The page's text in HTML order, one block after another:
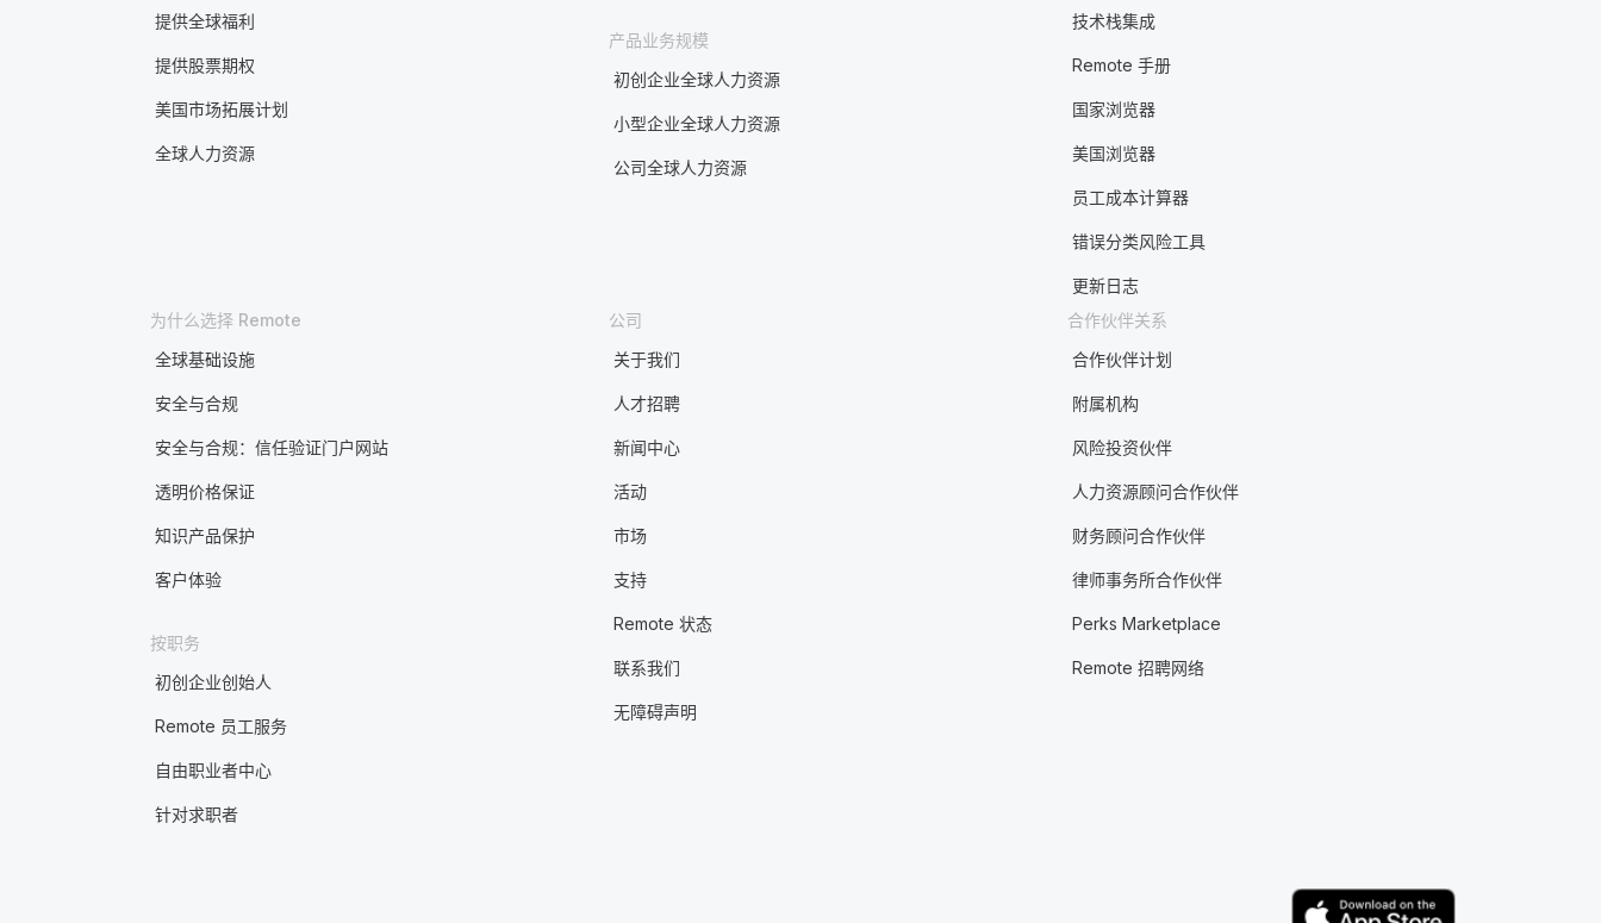
提供全球福利
提供股票期权
美国市场拓展计划
全球人力资源
产品业务规模
初创企业全球人力资源
小型企业全球人力资源
公司全球人力资源
技术栈集成
Remote 手册
国家浏览器
美国浏览器
员工成本计算器
错误分类风险工具
更新日志
为什么选择 Remote
全球基础设施
安全与合规
安全与合规：信任验证门户网站
透明价格保证
知识产品保护
客户体验
按职务
初创企业创始人
Remote 员工服务
自由职业者中心
针对求职者
公司
关于我们
人才招聘
新闻中心
活动
市场
支持
Remote 状态
联系我们
无障碍声明
合作伙伴关系
合作伙伴计划
附属机构
风险投资伙伴
人力资源顾问合作伙伴
财务顾问合作伙伴
律师事务所合作伙伴
Perks Marketplace
Remote 招聘网络